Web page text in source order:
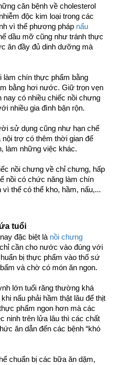
căn bệnh về cholesterol
độc kim loại trong các
vì thế phương pháp nấu
dầu mỡ cũng như tránh thực
ăn đầy đủ dinh dưỡng mà
làm chín thực phẩm bằng
bằng hơi nước. Giữ trọn vẹn
có nhiều chiếc nồi chưng
nhiều gia đình bận rộn.
sử dụng cũng như hạn chế
trợ có thêm thời gian để
làm những việc khác.
nồi chưng về chỉ chưng, hấp
nồi có chức năng làm chín
thế có thể kho, hầm, nấu,...
tuổi
đặc biệt là nồi chưng
cần cho nước vào đúng với
bị thực phẩm vào thố sứ
và chờ có món ăn ngon.
lớn tuổi răng thường khá
nấu phải hầm thật lâu để thịt
phẩm ngon hơn mà các
ninh trên lửa lâu thì các chất
ăn dẫn đến các bệnh “khó
chuẩn bị các bữa ăn dặm,